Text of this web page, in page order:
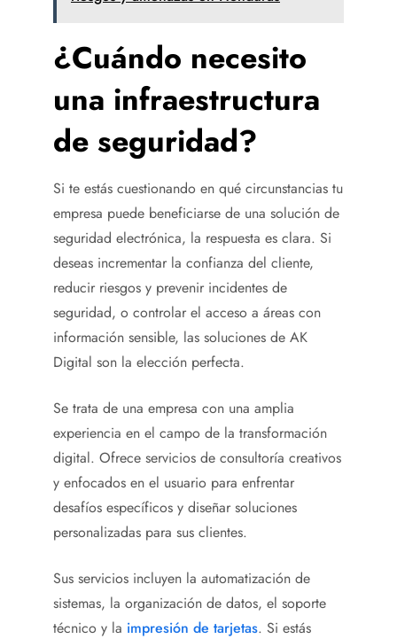
¿Cuándo necesito
una infraestructura
de seguridad?
Si te estás cuestionando en qué circunstancias tu
empresa puede beneficiarse de una solución de
seguridad electrónica, la respuesta es clara. Si
deseas incrementar la confianza del cliente,
reducir riesgos y prevenir incidentes de
seguridad, o controlar el acceso a áreas con
información sensible, las soluciones de AK
Digital son la elección perfecta.
Se trata de una empresa con una amplia
experiencia en el campo de la transformación
digital. Ofrece servicios de consultoría creativos
y enfocados en el usuario para enfrentar
desafíos específicos y diseñar soluciones
personalizadas para sus clientes.
Sus servicios incluyen la automatización de
sistemas, la organización de datos, el soporte
técnico y la impresión de tarjetas. Si estás